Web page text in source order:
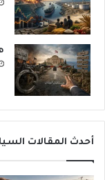
أحدث المقالات